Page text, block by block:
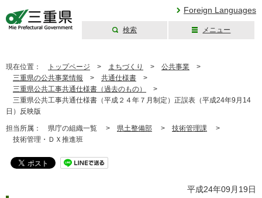
Foreign Languages
検索 メニュー
現在位置： トップページ > まちづくり > 公共事業 >
三重県の公共事業情報 > 共通仕様書 >
三重県公共工事共通仕様書（過去のもの）
>
三重県公共工事共通仕様書（平成２４年７月制定）正誤表（平成24年9月14
日）反映版
担当所属： 県庁の組織一覧 > 県土整備部 > 技術管理課 >
技術管理・ＤＸ推進班
平成24年09月19日